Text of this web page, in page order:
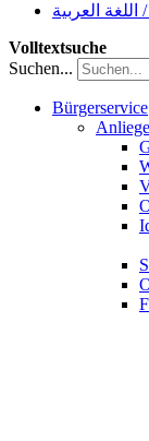
اللغة العربية /
Volltextsuche
Suchen...
Bürgerservice